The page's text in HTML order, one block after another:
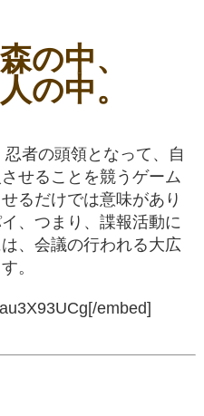
の中、
の中。
忍者の頭領となって、自
せることを競うゲーム
るだけでは意味があり
、つまり、諜報活動に
、会議の行われる大広
。
embed]